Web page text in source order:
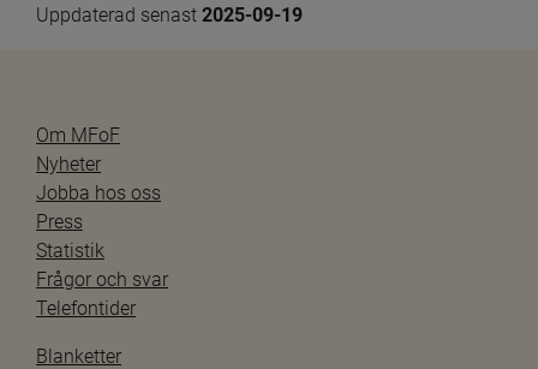
Uppdaterad senast 2025-09-19
Om MFoF
Nyheter
Jobba hos oss
Press
Statistik
Frågor och svar
Telefontider
Blanketter